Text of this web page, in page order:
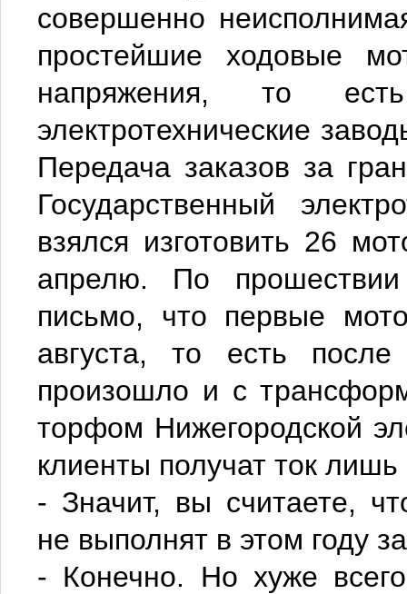
совершенно
простейшие ходовые
напряжения, то
электротехнические
Передача заказов за
Государственный
взялся изготовить 26
апрелю. По
письмо, что первые
августа, то есть
произошло и с
торфом Нижегородской
клиенты получат ток
- Значит, вы считаете,
не выполнят в этом году
- Конечно. Но хуже